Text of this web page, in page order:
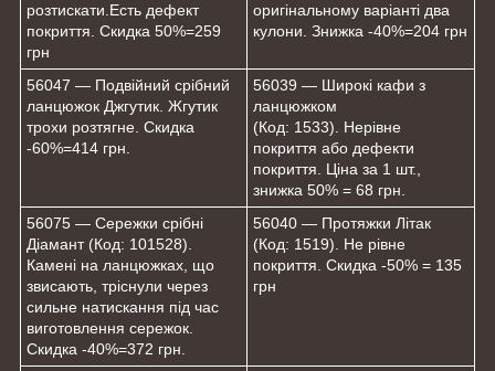
розтискати.Есть дефект
покриття. Скидка 50%=259
грн
оригінальному варіанті два
кулони. Знижка -40%=204 грн
56047 — Подвійний срібний
ланцюжок Джгутик. Жгутик
трохи розтягне. Скидка
-60%=414 грн.
56039 — Широкі кафи з
ланцюжком
(Код: 1533). Нерівне
покриття або дефекти
покриття. Ціна за 1 шт.,
знижка 50% = 68 грн.
56075 — Сережки срібні
Діамант (Код: 101528).
Камені на ланцюжках, що
звисають, тріснули через
сильне натискання під час
виготовлення сережок.
Скидка -40%=372 грн.
56040 — Протяжки Літак
(Код: 1519). Не рівне
покриття. Скидка -50% = 135
грн